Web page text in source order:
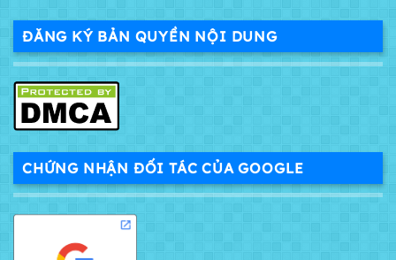
ĐĂNG KÝ BẢN QUYỀN NỘI DUNG
CHỨNG NHẬN ĐỐI TÁC CỦA GOOGLE